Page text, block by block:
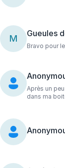
M Gueules
Bravo pour
Après un
dans ma